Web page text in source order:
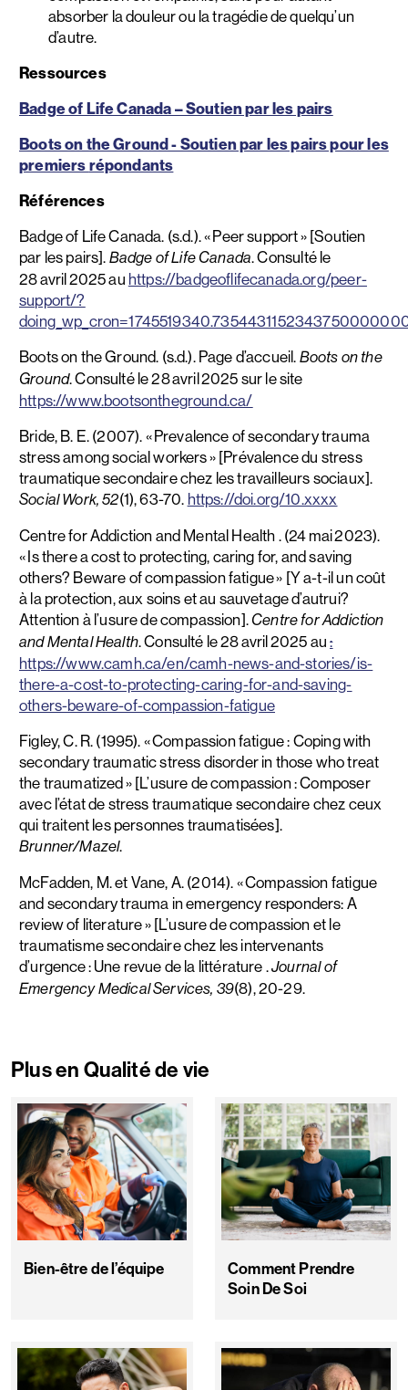
absorber la douleur ou la tragédie de quelqu’un
d’autre.
Ressources
Badge of Life Canada – Soutien par les pairs
Boots on the Ground - Soutien par les pairs pour les
premiersrépondants
Références
Badge of Life Canada. (s.d.). « Peer support » [Soutien
par les pairs]. Badge of Life Canada. Consulté le
28 avril 2025 au https://badgeoflifecanada.org/peer-
support/?
Boots on the Ground. (s.d.). Page d’accueil. Boots on the
Ground. Consulté le 28 avril 2025 sur le site
https://www.bootsontheground.ca/
Bride, B. E. (2007). « Prevalence of secondary trauma
stress among social workers » [Prévalence du stress
traumatique secondaire chez les travailleurs sociaux].
Social Work, 52(1), 63-70. https://doi.org/10.xxxx
Centre for Addiction and Mental Health . (24 mai 2023).
« Is there a cost to protecting, caring for, and saving
others? Beware of compassion fatigue » [Y a-t-il un coût
à la protection, aux soins et au sauvetage d’autrui?
Attention à l’usure de compassion].Centre for Addiction
and Mental Health. Consulté le 28 avril 2025 au:
https://www.camh.ca/en/camh-news-and-stories/is-
there-a-cost-to-protecting-caring-for-and-saving-
others-beware-of-compassion-fatigue
Figley, C. R. (1995). « Compassion fatigue : Coping with
secondary traumatic stress disorder in those who treat
the traumatized » [L’usure de compassion : Composer
avec l’état de stress traumatique secondaire chez ceux
qui traitent les personnes traumatisées].
Brunner/Mazel.
McFadden, M. et Vane, A. (2014). « Compassion fatigue
and secondary trauma in emergency responders: A
review of literature » [L’usure de compassion et le
traumatisme secondaire chez les intervenants
d’urgence : Une revue de la littérature .Journal of
Emergency Medical Services, 39(8), 20-29.
Plus en Qualité de vie
Bien-être de l’équipe
Comment Prendre
Soin De Soi